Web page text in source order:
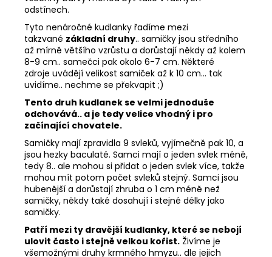
odstínech.
Tyto nenáročné kudlanky řadíme mezi
takzvané základní druhy.. samičky jsou středního
až mírně většího vzrůstu a dorůstají někdy až kolem
8-9 cm.. samečci pak okolo 6-7 cm. Některé
zdroje uvádějí velikost samiček až k 10 cm... tak
uvidíme.. nechme se překvapit ;)
Tento druh kudlanek se velmi jednoduše
odchovává.. a je tedy velice vhodný i pro
začínající chovatele.
Samičky mají zpravidla 9 svleků, vyjímečně pak 10, a
jsou hezky baculaté. Samci mají o jeden svlek méně,
tedy 8.. ale mohou si přidat o jeden svlek více, takže
mohou mít potom počet svleků stejný. Samci jsou
hubenější a dorůstají zhruba o 1 cm méně než
samičky, někdy také dosahují i stejné délky jako
samičky.
Patří mezi ty dravější kudlanky, které se nebojí
ulovit často i stejně velkou kořist. Živíme je
všemožnými druhy krmného hmyzu.. dle jejich